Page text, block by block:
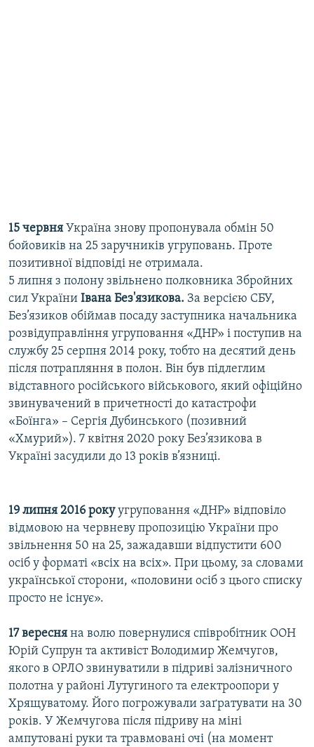
15 червня Україна знову пропонувала обмін 50
бойовиків на 25 заручників угруповань. Проте
позитивної відповіді не отримала.
5 липня з полону звільнено полковника Збройних
сил України Івана Без'язикова. За версією СБУ,
Без’язиков обіймав посаду заступника начальника
розвідуправління угруповання «ДНР» і поступив на
службу 25 серпня 2014 року, тобто на десятий день
після потрапляння в полон. Він був підлеглим
відставного російського військового, який офіційно
звинувачений в причетності до катастрофи
«Боїнга» – Сергія Дубинського (позивний
«Хмурий»). 7 квітня 2020 року Без’язикова в
Україні засудили до 13 років в’язниці.
19 липня 2016 рокуугруповання «ДНР» відповіло
відмовою на червневу пропозицію України про
звільнення 50 на 25, зажадавши відпустити 600
осіб у форматі «всіх на всіх». При цьому, за словами
української сторони, «половини осіб з цього списку
просто не існує».
17 вересня на волю повернулися співробітник ООН
Юрій Супрун та активіст Володимир Жемчугов,
якого в ОРЛО звинуватили в підриві залізничного
полотна у районі Лутугиного та електроопори у
Хрящуватому. Його погрожували заґратувати на 30
років. У Жемчугова після підриву на міні
ампутовані руки та травмовані очі (на момент